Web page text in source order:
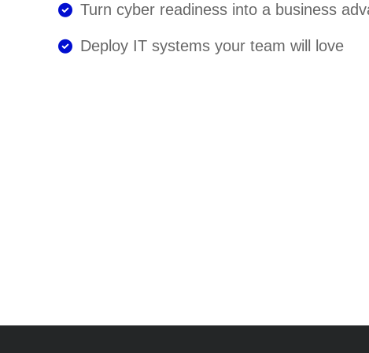
Turn cyber readiness into a business
Deploy IT systems your team will love